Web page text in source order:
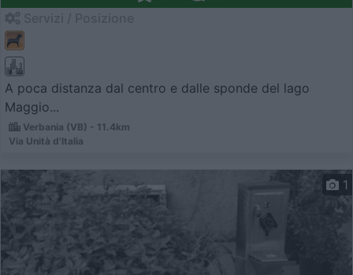
A poca distanza dal centro e dalle sponde del lago
Maggio...
Verbania (VB) - 11.4km
Via Unità d'Italia
1